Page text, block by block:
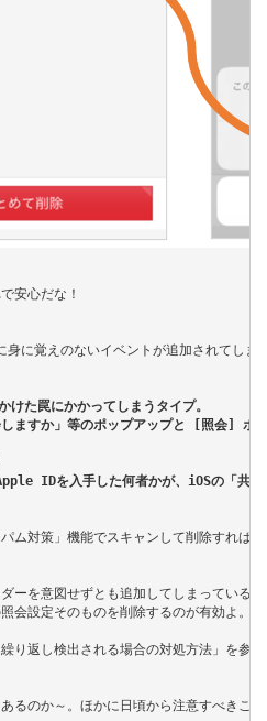
安心だな！
に覚えのないイベントが追加されてしま
けた罠にかかってしまうタイプ。
しますか」等のポップアップと [照会] ボ
IDを入手した何者かが、iOSの「共
ム対策」機能でスキャンして削除すれば
ーを意図せずとも追加してしまっている
会設定そのものを削除するのが有効よ。
り返し検出される場合の対処方法」を参
るのか～。ほかに日頃から注意すべきこ